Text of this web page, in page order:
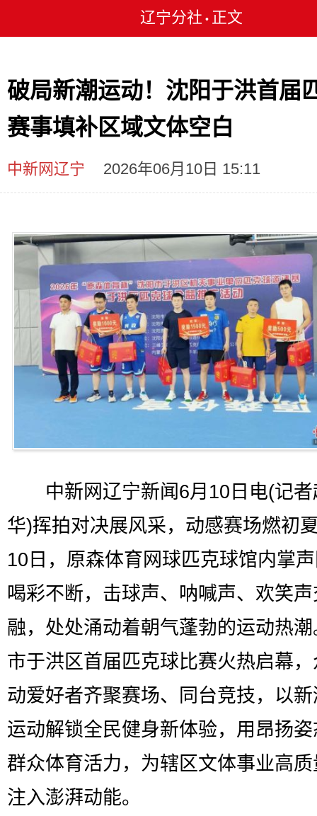
辽宁分社 • 正文
破局新潮运动！沈阳于洪首届
赛事填补区域文体空白
中新网辽宁 2026年06月10日 15:11
中新网辽宁新闻6月10日电(记者
华)挥拍对决展风采，动感赛场燃初
10日，原森体育网球匹克球馆内掌
喝彩不断，击球声、呐喊声、欢笑
融，处处涌动着朝气蓬勃的运动热
市于洪区首届匹克球比赛火热启幕
动爱好者齐聚赛场、同台竞技，以
运动解锁全民健身新体验，用昂扬
群众体育活力，为辖区文体事业高
注入澎湃动能。